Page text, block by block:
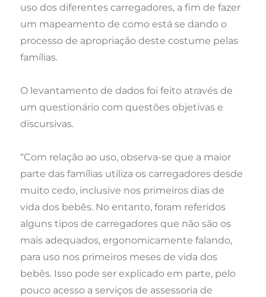
uso dos diferentes carregadores, a fim de fazer
um mapeamento de como está se dando o
processo de apropriação deste costume pelas
famílias.
O levantamento de dados foi feito através de
um questionário com questões objetivas e
discursivas.
“Com relação ao uso, observa-se que a maior
parte das famílias utiliza os carregadores desde
muito cedo, inclusive nos primeiros dias de
vida dos bebês. No entanto, foram referidos
alguns tipos de carregadores que não são os
mais adequados, ergonomicamente falando,
para uso nos primeiros meses de vida dos
bebês. Isso pode ser explicado em parte, pelo
pouco acesso a serviços de assessoria de